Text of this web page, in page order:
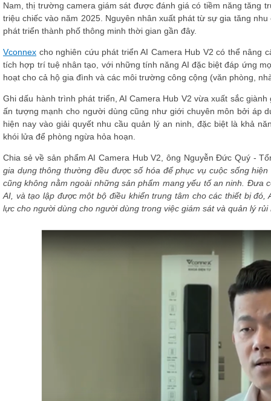
Nam, thị trường camera giám sát được đánh giá có tiềm năng tăng
triệu chiếc vào năm 2025. Nguyên nhân xuất phát từ sự gia tăng
phát triển thành phố thông minh thời gian gần đây.
Vconnex cho nghiên cứu phát triển AI Camera Hub V2 có thể nâng
tích hợp trí tuệ nhân tạo, với những tính năng AI đặc biệt đáp ứng
hoạt cho cả hộ gia đình và các môi trường công cộng (văn phòng,
Ghi dấu hành trình phát triển, AI Camera Hub V2 vừa xuất sắc
ấn tượng mạnh cho người dùng cũng như giới chuyên môn bởi áp
hiện nay vào giải quyết nhu cầu quản lý an ninh, đặc biệt là khả
khói lửa để phòng ngừa hỏa hoạn.
Chia sẻ về sản phẩm AI Camera Hub V2, ông Nguyễn Đức Quý -
gia dụng thông thường đều được số hóa để phục vụ cuộc sống
cũng không nằm ngoài những sản phẩm mang yếu tố an ninh. Đưa
AI, và tạo lập được một bộ điều khiển trung tâm cho các thiết bị
lực cho người dùng cho người dùng trong việc giám sát và quản lý